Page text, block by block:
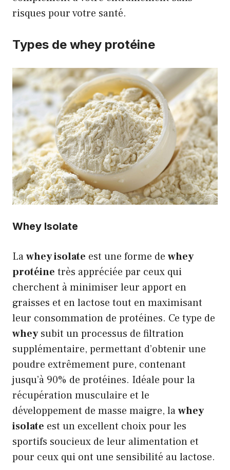
risques pour votre santé.
Types de whey protéine
Whey Isolate
Lawhey isolate est une forme de whey
protéine très appréciée par ceux qui
cherchent à minimiser leur apport en
graisses et en lactose tout en maximisant
leur consommation de protéines. Ce type de
wheysubit un processus de filtration
supplémentaire, permettant d’obtenir une
poudre extrêmement pure, contenant
jusqu’à 90% de protéines. Idéale pour la
récupération musculaire et le
développement de masse maigre, lawhey
isolate est un excellent choix pour les
sportifs soucieux de leur alimentation et
pour ceux qui ont une sensibilité au lactose.